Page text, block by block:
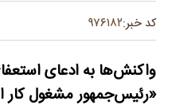
کد خبر:۹۷۶۱۸۲
واکنش‌ها به ادعای
«رئیس‌جمهور مشغول